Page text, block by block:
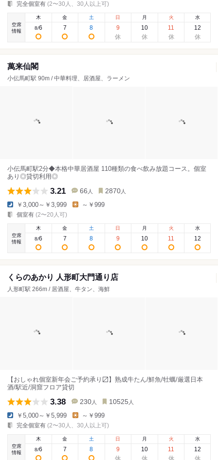
完全個室有 (2〜30人、30人以上可)
空席
情報
木
8/6
金
7
土
8
日
9
月
10
火
11
水
12
萬来仙閣
小伝馬町駅 90m / 中華料理、居酒屋、ラーメン
小伝馬町駅2分◆本格中華居酒屋 110種類の食べ飲み放題コース。個室
あり◎貸切利用◎
3.21 66 人 2870 人
￥3,000～￥3,999 ～￥999
個室有 (2〜20人可)
空席
情報
木
8/6
金
7
土
8
日
9
月
10
火
11
水
12
くらのあかり 人形町大門通り店
人形町駅 266m / 居酒屋、牛タン、海鮮
【おしゃれ個室新年会ご予約承り〼】熟成牛たん/鮮魚/牡蠣/厳選日本
酒/駅近/洞窟フロア貸切
3.38 230 人 10525 人
￥5,000～￥5,999 ～￥999
完全個室有 (2〜30人、30人以上可)
空席
情報
木
8/6
金
7
土
8
日
9
月
10
火
11
水
12